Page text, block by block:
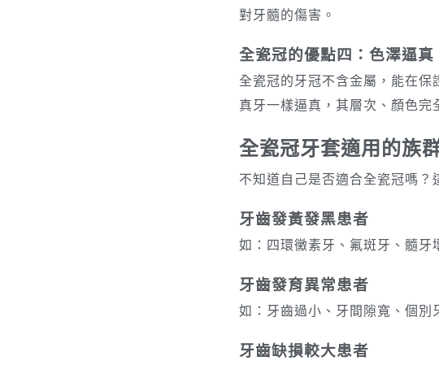
對牙髓的傷害。
全瓷冠的優點四：色澤逼真
全瓷冠的牙冠不含金屬，能在
真牙一樣逼真，其層次、顏色完
全瓷冠牙套適用的族
不知道自己是否適合全瓷冠嗎？
牙齒發黃發黑患者
如：四環黴素牙、氟斑牙、髓牙
牙齒發育異常患者
如：牙齒過小、牙間隙寬、個別
牙齒缺損較大患者